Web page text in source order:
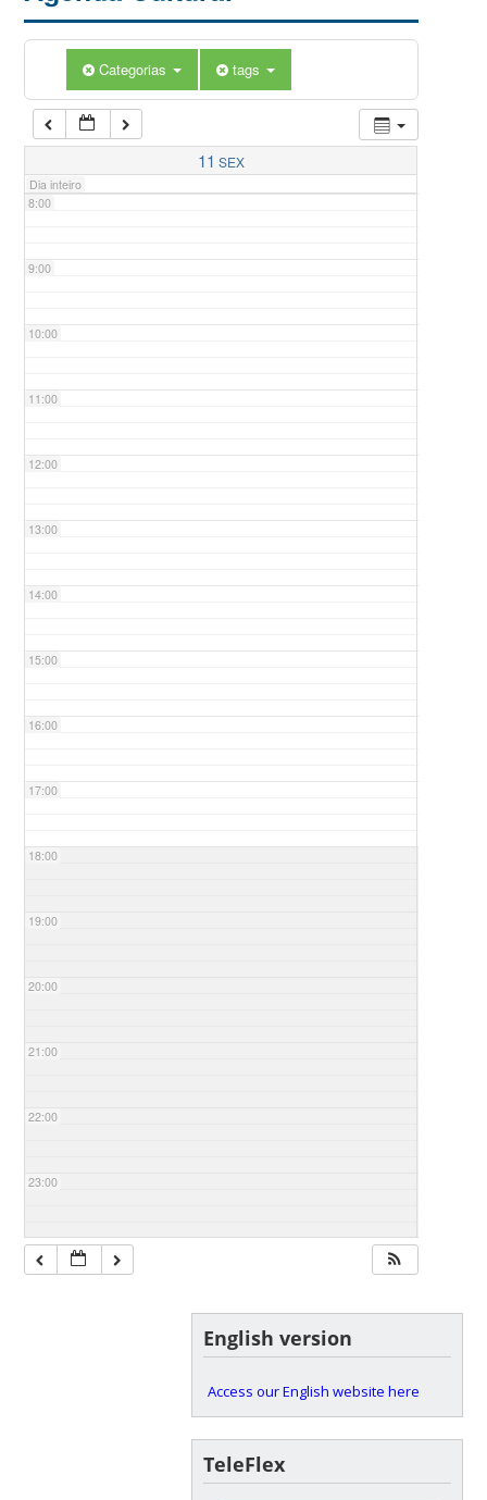
Categorias tags
11 SEX
Dia inteiro
5:00
7:00
8:00
9:00
10:00
11:00
12:00
13:00
14:00
15:00
16:00
17:00
18:00
19:00
20:00
21:00
22:00
23:00
English version
Access our English website here
TeleFlex